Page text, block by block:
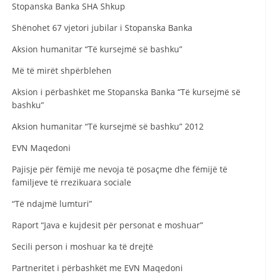
PËRDORIMIN DHE MBROJTJEN E STEMËS
SOCIALO-HUMANITARE
SI TË JEPNI DONACIONE
PËRGATITSHMËRI DHE VEPRIM GJATË KATASTROFAVE
EKIPE PËRGJIGJE DISASTER
MARRDHËNJE ME PUBLIKUN
HULUMTIMI I OPINIONIT PUBLIK
BASHKËPUNIM NDËRKOMBËTAR
Stopanska Banka SHA Shkup
Shënohet 67 vjetori jubilar i Stopanska Banka
Aksion humanitar “Të kursejmë së bashku”
Më të mirët shpërblehen
Aksion i përbashkët me Stopanska Banka “Të kursejmë së
bashku”
Aksion humanitar “Të kursejmë së bashku” 2012
EVN Maqedoni
Pajisje për fëmijë me nevoja të posaçme dhe fëmijë të
familjeve të rrezikuara sociale
“Të ndajmë lumturi”
Raport “Java e kujdesit për personat e moshuar”
Secili person i moshuar ka të drejtë
Partneritet i përbashkët me EVN Maqedoni